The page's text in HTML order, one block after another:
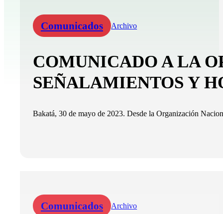
Comunicados Archivo
COMUNICADO A LA
SEÑALAMIENTOS Y
Bakatá, 30 de mayo de 2023. Desde la Organización
Comunicados Archivo